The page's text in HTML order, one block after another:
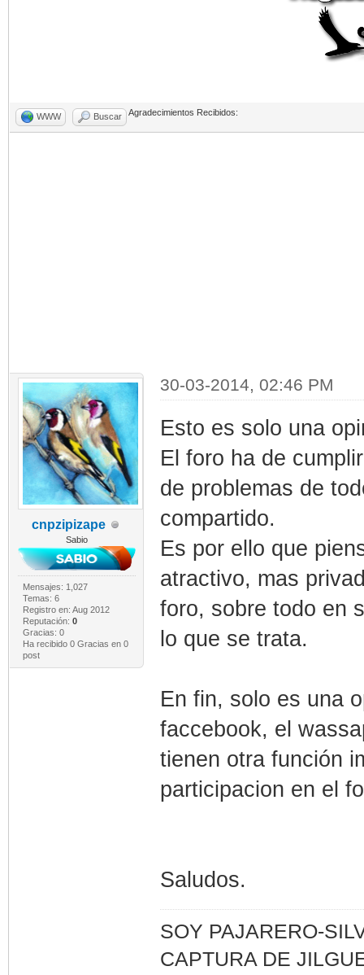
WWW Buscar Agradecimientos Recibidos:
cnpzipizape
Sabio
Mensajes: 1,027
Temas: 6
Registro en: Aug 2012
Reputación: 0
Gracias: 0
Ha recibido 0 Gracias en 0
post
30-03-2014, 02:46 PM
Esto es solo una
El foro ha de
de problemas de
compartido.
Es por ello que
atractivo, mas
foro, sobre todo en
lo que se trata.
En fin, solo es una
faccebook, el
tienen otra función
participacion en el
Saludos.
SOY PAJARERO-
CAPTURA DE